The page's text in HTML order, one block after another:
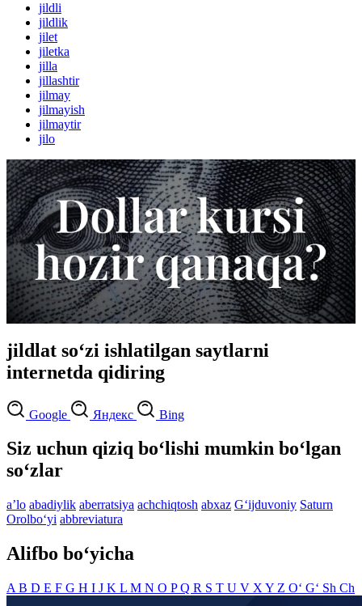
jildli
jildlik
jilet
jiletka
jilla
jillashtir
jilmay
jilmayish
jilmaytir
jilo
jildlat so‘zi ishlatilgan saytlarni
internetda qidiring
Google Яндекс Bing
Siz uchun qiziq bo‘lishi mumkin bo‘lgan
so‘zlar
aʼlo abadiylik aberratsiya achchiqtosh abxaz G‘ijduvoniy Saturn
Orolbo‘yi abbreviatura
Alifbo bo‘yicha
A B D E F G H I J K L M N O PQ R S T U V X Y Z O‘ G‘ Sh Ch